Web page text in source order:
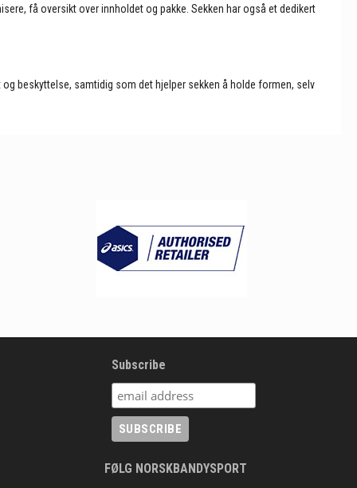
få oversikt over innholdet og pakke. Sekken har også et dedikert
beskyttelse, samtidig som det hjelper sekken å holde formen, selv
Subscribe
FØLG NORSKBANDYSPORT